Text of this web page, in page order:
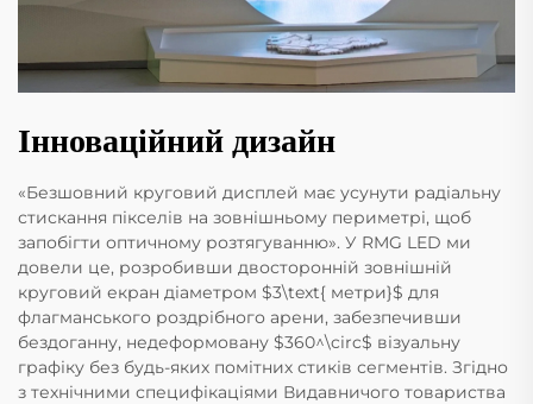
Інноваційний дизайн
«Безшовний круговий дисплей має усунути радіальну
стискання пікселів на зовнішньому периметрі, щоб
запобігти оптичному розтягуванню». У RMG LED ми
довели це, розробивши двосторонній зовнішній
круговий екран діаметром $3\text{ метри}$ для
флагманського роздрібного арени, забезпечивши
бездоганну, недеформовану $360^\circ$ візуальну
графіку без будь-яких помітних стиків сегментів. Згідно
з технічними специфікаціями Видавничого товариства